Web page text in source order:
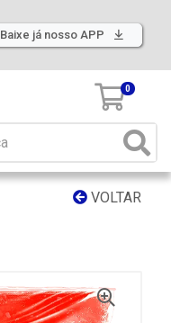
Baixe já nosso APP
0
VOLTAR